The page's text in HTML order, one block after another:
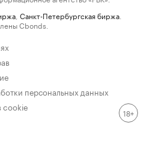
Санкт-Петербургская биржа
Cbonds.
персональных данных
cookie
18+